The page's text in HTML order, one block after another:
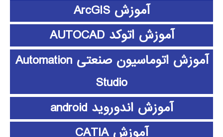
آموزش ArcGIS
آموزش اتوکد AUTOCAD
آموزش اتوماسیون صنعتی Automation
Studio
آموزش اندوروید android
آموزش CATIA